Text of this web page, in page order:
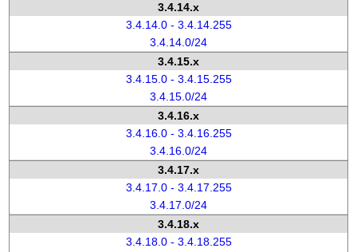
3.4.14.x
3.4.14.0 - 3.4.14.255
3.4.14.0/24
3.4.15.x
3.4.15.0 - 3.4.15.255
3.4.15.0/24
3.4.16.x
3.4.16.0 - 3.4.16.255
3.4.16.0/24
3.4.17.x
3.4.17.0 - 3.4.17.255
3.4.17.0/24
3.4.18.x
3.4.18.0 - 3.4.18.255